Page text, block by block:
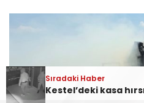
Sıradaki Haber
Sıradaki Haber